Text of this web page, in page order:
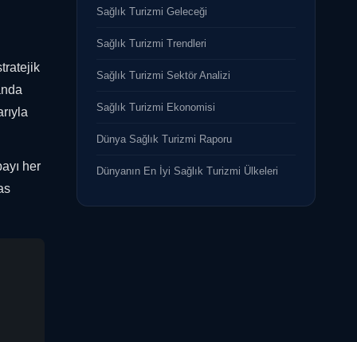
her
Sağlık Turizmi Geleceği
Sağlık Turizmi Trendleri
Sağlık Turizmi Sektör Analizi
Sağlık Turizmi Ekonomisi
Dünya Sağlık Turizmi Raporu
Dünyanın En İyi Sağlık Turizmi Ülkeleri